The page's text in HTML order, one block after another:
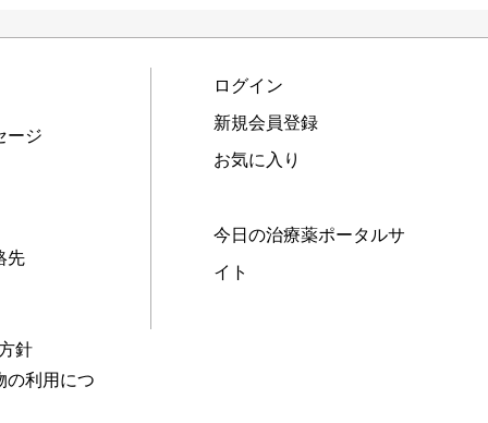
ージ
先
針
の利用につ
ログイン
新規会員登録
お気に入り
今日の治療薬ポータルサ
イト